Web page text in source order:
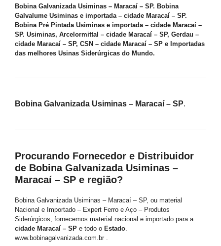
Bobina Galvanizada Usiminas – Maracaí – SP. Bobina
Galvalume Usiminas e importada – cidade Maracaí – SP.
Bobina Pré Pintada Usiminas e importada – cidade Maracaí –
SP. Usiminas, Arcelormittal – cidade Maracaí – SP, Gerdau –
cidade Maracaí – SP, CSN – cidade Maracaí – SP e Importadas
das melhores Usinas Siderúrgicas do Mundo.
Bobina Galvanizada Usiminas – Maracaí – SP.
Procurando Fornecedor e Distribuidor
de Bobina Galvanizada Usiminas –
Maracaí – SP e região?
Bobina Galvanizada Usiminas – Maracaí – SP, ou material
Nacional e Importado – Expert Ferro e Aço – Produtos
Siderúrgicos, fornecemos material nacional e importado para a
cidade Maracaí – SP e todo o Estado.
www.bobinagalvanizada.com.br .